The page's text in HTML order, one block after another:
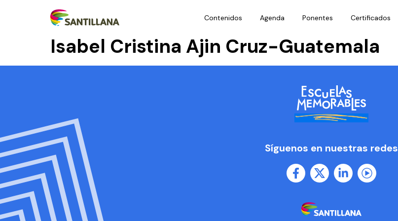
Contenidos Agenda Ponentes Certificados
Isabel Cristina Ajin Cruz-Guatemala
Síguenos en nuestras redes